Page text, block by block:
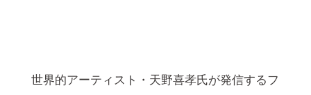
世界的アーティスト・天野喜孝氏が発信するフ